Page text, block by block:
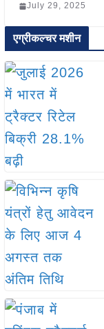
July 29, 2025
एग्रीकल्चर मशीन